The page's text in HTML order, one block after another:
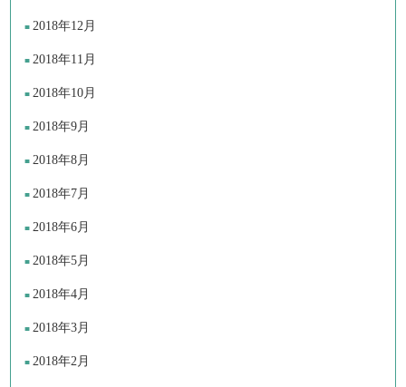
2018年12月
2018年11月
2018年10月
2018年9月
2018年8月
2018年7月
2018年6月
2018年5月
2018年4月
2018年3月
2018年2月